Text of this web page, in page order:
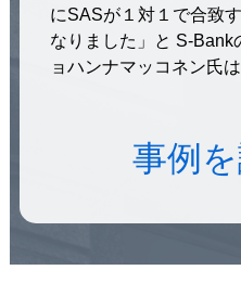
にSASが１対１で合致
なりました」と S-Bank
ョハンナマッコネン氏
事例